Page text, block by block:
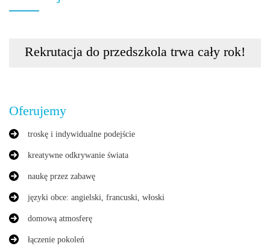
Rekrutacja do przedszkola trwa cały rok!
Oferujemy
troskę i indywidualne podejście
kreatywne odkrywanie świata
naukę przez zabawę
języki obce: angielski, francuski, włoski
domową atmosferę
łączenie pokoleń